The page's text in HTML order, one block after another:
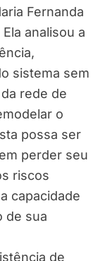
Fernanda
analisou a
sistema sem
rede de
o
possa ser
perder seu
riscos
capacidade
de sua
de